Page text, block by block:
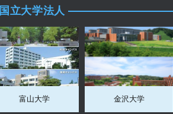
国立大学法人
富山大学 金沢大学